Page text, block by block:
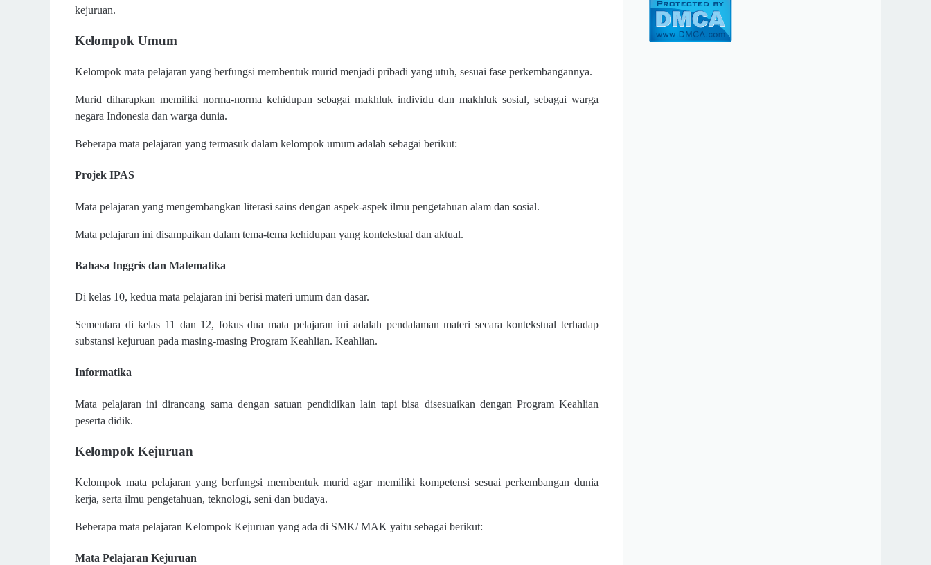
kejuruan.
Kelompok Umum
Kelompok mata pelajaran yang berfungsi membentuk murid menjadi pribadi yang utuh, sesuai fase perkembangannya.
Murid diharapkan memiliki norma-norma kehidupan sebagai makhluk individu dan makhluk sosial, sebagai warga
negara Indonesia dan warga dunia.
Beberapa mata pelajaran yang termasuk dalam kelompok umum adalah sebagai berikut:
Projek IPAS
Mata pelajaran yang mengembangkan literasi sains dengan aspek-aspek ilmu pengetahuan alam dan sosial.
Mata pelajaran ini disampaikan dalam tema-tema kehidupan yang kontekstual dan aktual.
Bahasa Inggris dan Matematika
Di kelas 10, kedua mata pelajaran ini berisi materi umum dan dasar.
Sementara di kelas 11 dan 12, fokus dua mata pelajaran ini adalah pendalaman materi secara kontekstual terhadap
substansi kejuruan pada masing-masing Program Keahlian. Keahlian.
Informatika
Mata pelajaran ini dirancang sama dengan satuan pendidikan lain tapi bisa disesuaikan dengan Program Keahlian
peserta didik.
Kelompok Kejuruan
Kelompok mata pelajaran yang berfungsi membentuk murid agar memiliki kompetensi sesuai perkembangan dunia
kerja, serta ilmu pengetahuan, teknologi, seni dan budaya.
Beberapa mata pelajaran Kelompok Kejuruan yang ada di SMK/ MAK yaitu sebagai berikut:
Mata Pelajaran Kejuruan